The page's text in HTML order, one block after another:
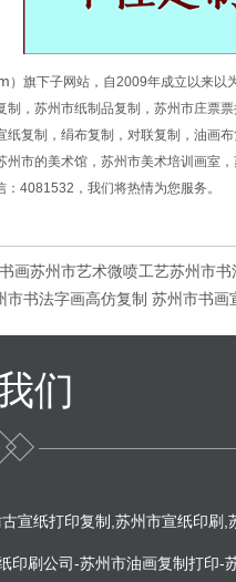
）旗下子网站，自2009年成立以来以
，苏州市纸制品复制，苏州市庄票
复制，绢布复制，对联复制，油画
市的美术馆，苏州市美术培训画室
4081532，我们将热情为您服务。
画苏州市艺术微喷工艺苏州市书
书法字画高仿复制 苏州市书画
们
宣纸打印复制,苏州市宣纸印刷,
刷公司-苏州市油画复制打印